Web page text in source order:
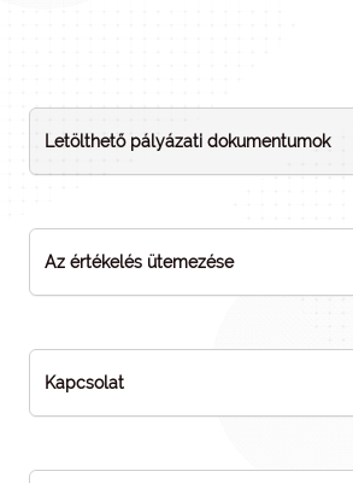
Letölthető pályázati dokumentumok
Az értékelés ütemezése
Kapcsolat